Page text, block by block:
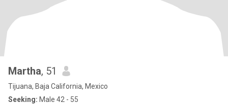
Martha, 51
Tijuana, Baja California, Mexico
Seeking: Male 42 - 55